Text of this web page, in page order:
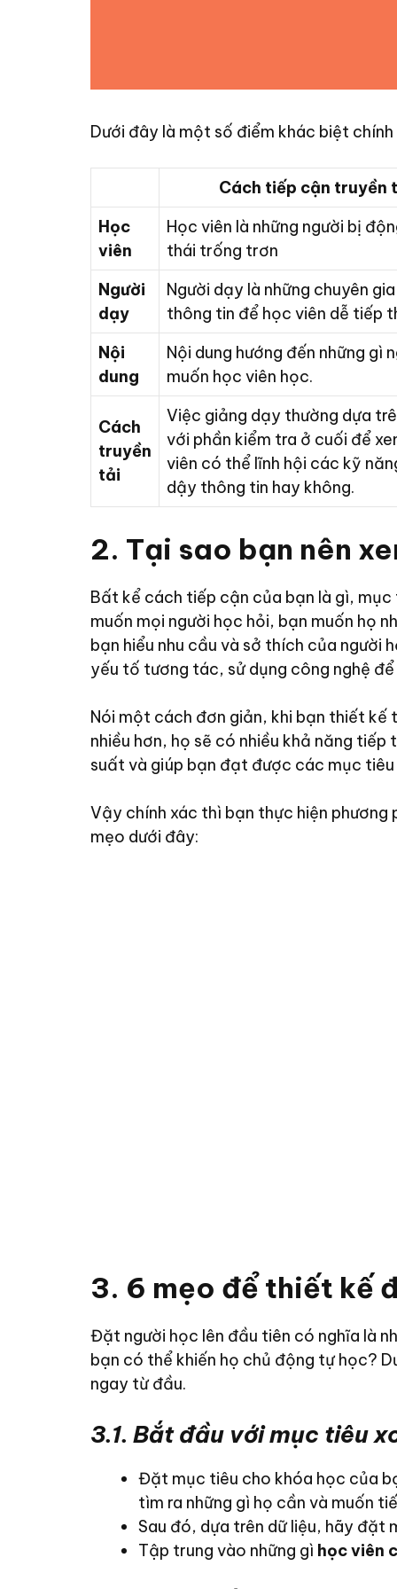
Dưới đây là một số điểm khác biệt
Cách tiếp cận truyền
Học
viên
Học viên là những người bị
thái trống trơn
Người
dạy
Người dạy là những chuyên
thông tin để học viên dễ tiếp
Nội
dung
Nội dung hướng đến những gì
muốn học viên học.
Cách
truyền
tải
Việc giảng dạy thường dựa
với phần kiểm tra ở cuối để
viên có thể lĩnh hội các kỹ
dậy thông tin hay không.
2. Tại sao bạn nên
Bất kể cách tiếp cận của bạn là gì,
muốn mọi người học hỏi, bạn muốn họ
bạn hiểu nhu cầu và sở thích của
yếu tố tương tác, sử dụng công nghệ
Nói một cách đơn giản, khi bạn thiết
nhiều hơn, họ sẽ có nhiều khả năng
suất và giúp bạn đạt được các mục
Vậy chính xác thì bạn thực hiện
mẹo dưới đây:
3. 6 mẹo để thiết kế
Đặt người học lên đầu tiên có nghĩa là
bạn có thể khiến họ chủ động tự học?
ngay từ đầu.
3.1. Bắt đầu với mục tiêu
Đặt mục tiêu cho khóa học của
tìm ra những gì họ cần và muốn
Sau đó, dựa trên dữ liệu, hãy đặt
Tập trung vào những gì học viên